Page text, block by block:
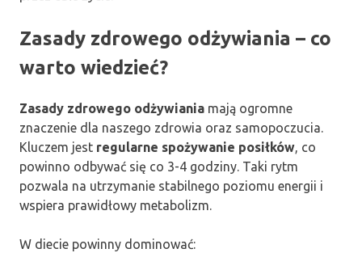
Zasady zdrowego odżywiania – co
warto wiedzieć?
Zasady zdrowego odżywiania mają ogromne
znaczenie dla naszego zdrowia oraz samopoczucia.
Kluczem jest regularne spożywanie posiłków , co
powinno odbywać się co 3-4 godziny. Taki rytm
pozwala na utrzymanie stabilnego poziomu energii i
wspiera prawidłowy metabolizm.
W diecie powinny dominować: